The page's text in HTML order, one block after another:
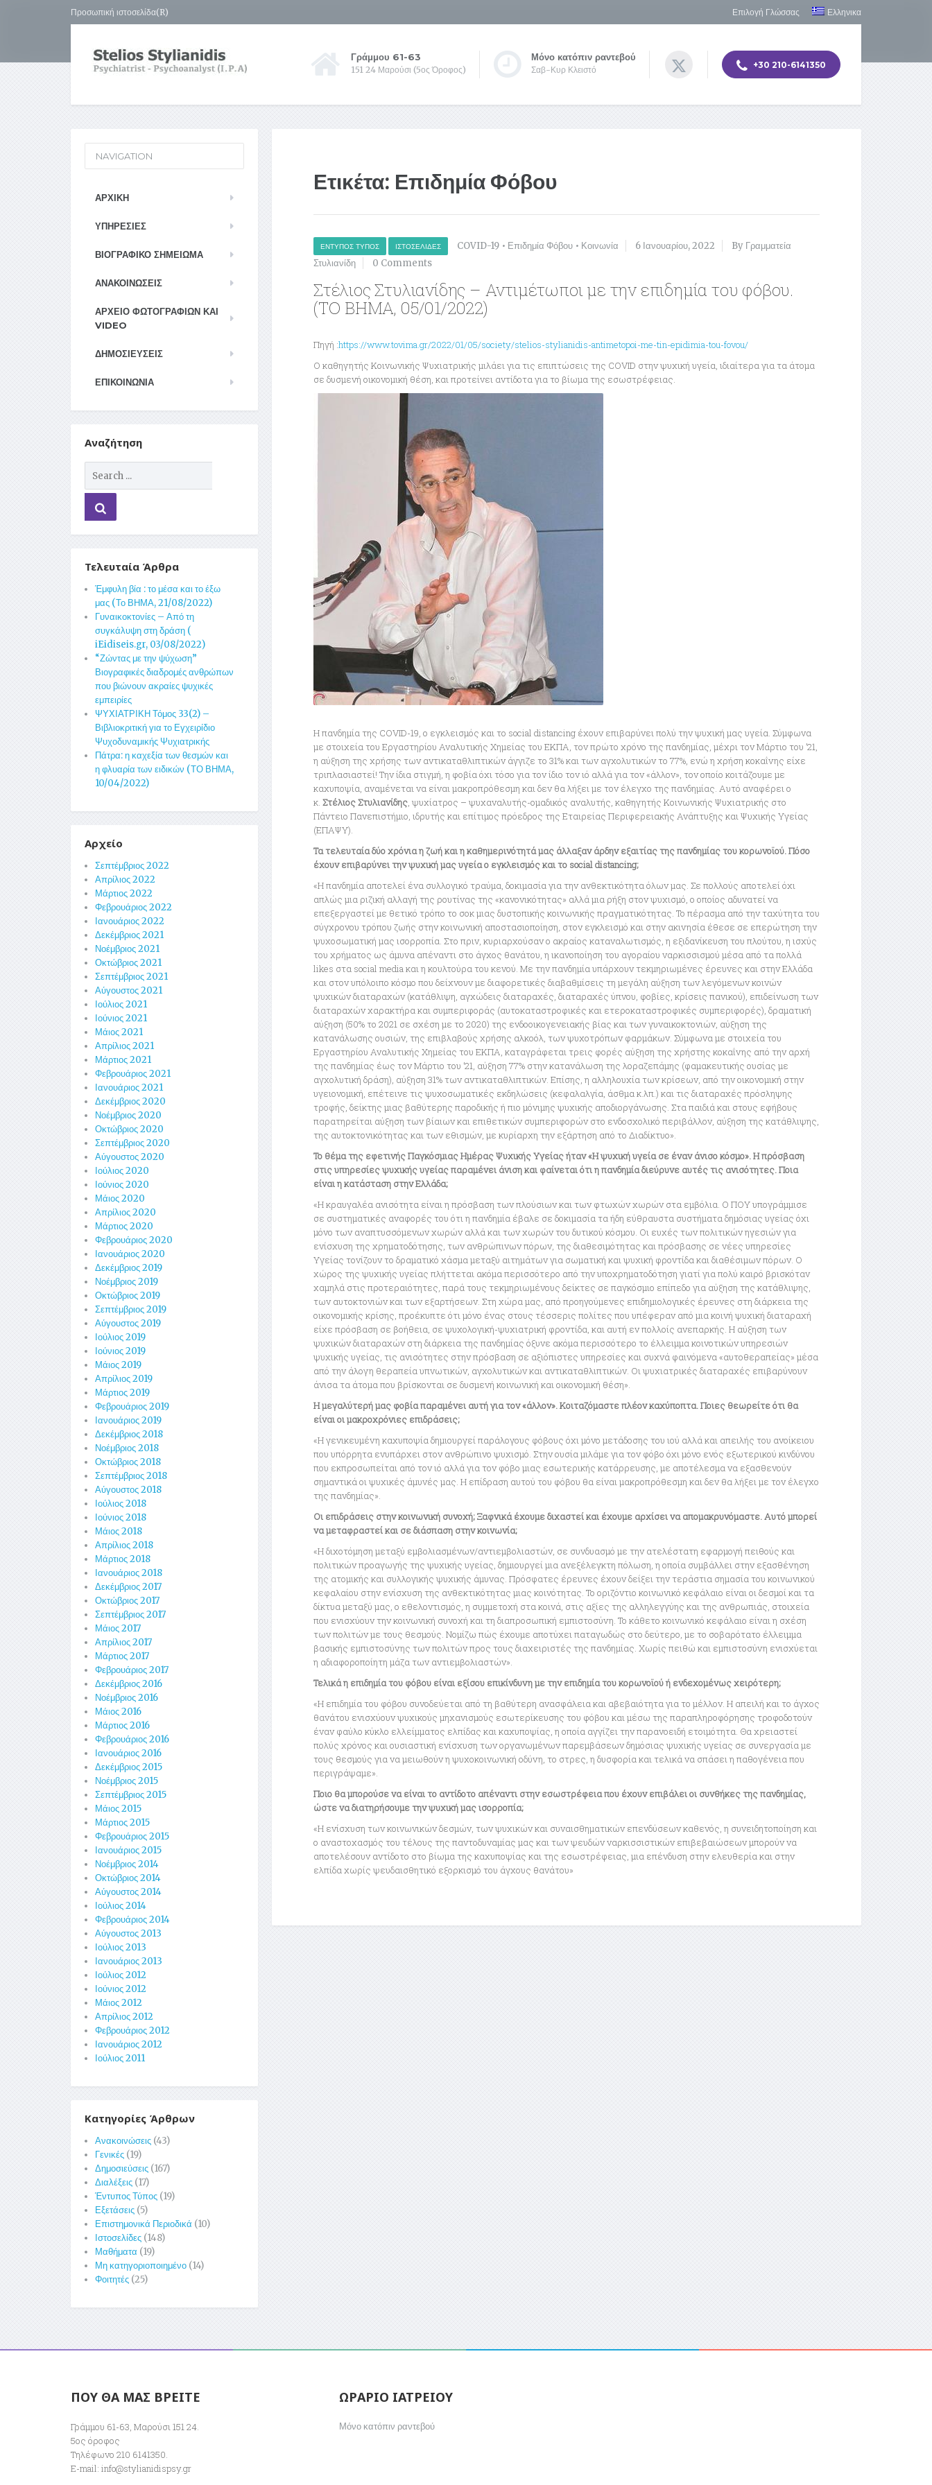
Προσωπική ιστοσελίδα(R) Επιλογή Γλώσσας Ελληνικα
Γράμμου 61-63
151 24 Μαρούσι (5ος Όροφος)
Μόνο κατόπιν ραντεβού
Σαβ-Κυρ Κλειστό +30 210-6141350
Ετικέτα: Επιδημία Φόβου
ΈΝΤΥΠΟΣ ΤΎΠΟΣ ΙΣΤΟΣΕΛΊΔΕΣ COVID-19 • Επιδημία Φόβου • Κοινωνία 6 Ιανουαρίου, 2022
By Γραμματεία
Στυλιανίδη
0 Comments
Στέλιος Στυλιανίδης – Αντιμέτωποι με την επιδημία του φόβου.
(ΤΟ ΒΗΜΑ, 05/01/2022)
Πηγή :https://www.tovima.gr/2022/01/05/society/stelios-stylianidis-antimetopoi-me-tin-epidimia-tou-fovou/
Ο καθηγητής Κοινωνικής Ψυχιατρικής μιλάει για τις επιπτώσεις της COVID στην ψυχική υγεία, ιδιαίτερα για τα άτομα
σε δυσμενή οικονομική θέση, και προτείνει αντίδοτα για το βίωμα της εσωστρέφειας.
Η πανδημία της COVID-19, ο εγκλεισμός και το social distancing έχουν επιβαρύνει πολύ την ψυχική μας υγεία. Σύμφωνα
με στοιχεία του Εργαστηρίου Αναλυτικής Χημείας του ΕΚΠΑ, τον πρώτο χρόνο της πανδημίας, μέχρι τον Μάρτιο του ’21,
η αύξηση της χρήσης των αντικαταθλιπτικών άγγιζε το 31% και των αγχολυτικών το 77%, ενώ η χρήση κοκαΐνης είχε
τριπλασιαστεί! Την ίδια στιγμή, η φοβία όχι τόσο για τον ίδιο τον ιό αλλά για τον «άλλον», τον οποίο κοιτάζουμε με
καχυποψία, αναμένεται να είναι μακροπρόθεσμη και δεν θα λήξει με τον έλεγχο της πανδημίας. Αυτό αναφέρει ο
κ. Στέλιος Στυλιανίδης, ψυχίατρος – ψυχαναλυτής-ομαδικός αναλυτής, καθηγητής Κοινωνικής Ψυχιατρικής στο
Πάντειο Πανεπιστήμιο, ιδρυτής και επίτιμος πρόεδρος της Εταιρείας Περιφερειακής Ανάπτυξης και Ψυχικής Υγείας
(ΕΠΑΨΥ).
Τα τελευταία δύο χρόνια η ζωή και η καθημερινότητά μας άλλαξαν άρδην εξαιτίας της πανδημίας του κορωνοϊού. Πόσο
έχουν επιβαρύνει την ψυχική μας υγεία ο εγκλεισμός και το social distancing;
«Η πανδημία αποτελεί ένα συλλογικό τραύμα, δοκιμασία για την ανθεκτικότητα όλων μας. Σε πολλούς αποτελεί όχι
απλώς μια ριζική αλλαγή της ρουτίνας της «κανονικότητας» αλλά μια ρήξη στον ψυχισμό, ο οποίος αδυνατεί να
επεξεργαστεί με θετικό τρόπο το σοκ μιας δυστοπικής κοινωνικής πραγματικότητας. Το πέρασμα από την ταχύτητα του
σύγχρονου τρόπου ζωής στην κοινωνική αποστασιοποίηση, στον εγκλεισμό και στην ακινησία έθεσε σε επερώτηση την
ψυχοσωματική μας ισορροπία. Στο πριν, κυριαρχούσαν ο ακραίος καταναλωτισμός, η εξιδανίκευση του πλούτου, η ισχύς
του χρήματος ως άμυνα απέναντι στο άγχος θανάτου, η ικανοποίηση του αγοραίου ναρκισσισμού μέσα από τα πολλά
likes στα social media και η κουλτούρα του κενού. Με την πανδημία υπάρχουν τεκμηριωμένες έρευνες και στην Ελλάδα
και στον υπόλοιπο κόσμο που δείχνουν με διαφορετικές διαβαθμίσεις τη μεγάλη αύξηση των λεγόμενων κοινών
ψυχικών διαταραχών (κατάθλιψη, αγχώδεις διαταραχές, διαταραχές ύπνου, φοβίες, κρίσεις πανικού), επιδείνωση των
διαταραχών χαρακτήρα και συμπεριφοράς (αυτοκαταστροφικές και ετεροκαταστροφικές συμπεριφορές), δραματική
αύξηση (50% το 2021 σε σχέση με το 2020) της ενδοοικογενειακής βίας και των γυναικοκτονιών, αύξηση της
κατανάλωσης ουσιών, της επιβλαβούς χρήσης αλκοόλ, των ψυχοτρόπων φαρμάκων. Σύμφωνα με στοιχεία του
Εργαστηρίου Αναλυτικής Χημείας του ΕΚΠΑ, καταγράφεται τρεις φορές αύξηση της χρήστης κοκαΐνης από την αρχή
της πανδημίας έως τον Μάρτιο του ’21, αύξηση 77% στην κατανάλωση της λοραζεπάμης (φαμακευτικής ουσίας με
αγχολυτική δράση), αύξηση 31% των αντικαταθλιπτικών. Επίσης, η αλληλουχία των κρίσεων, από την οικονομική στην
υγειονομική, επέτεινε τις ψυχοσωματικές εκδηλώσεις (κεφαλαλγία, άσθμα κ.λπ.) και τις διαταραχές πρόσληψης
τροφής, δείκτης μιας βαθύτερης παροδικής ή πιο μόνιμης ψυχικής αποδιοργάνωσης. Στα παιδιά και στους εφήβους
παρατηρείται αύξηση των βίαιων και επιθετικών συμπεριφορών στο ενδοσχολικό περιβάλλον, αύξηση της κατάθλιψης,
της αυτοκτονικότητας και των εθισμών, με κυρίαρχη την εξάρτηση από το Διαδίκτυο».
Το θέμα της εφετινής Παγκόσμιας Ημέρας Ψυχικής Υγείας ήταν «Η ψυχική υγεία σε έναν άνισο κόσμο». Η πρόσβαση
στις υπηρεσίες ψυχικής υγείας παραμένει άνιση και φαίνεται ότι η πανδημία διεύρυνε αυτές τις ανισότητες. Ποια
είναι η κατάσταση στην Ελλάδα;
«Η κραυγαλέα ανισότητα είναι η πρόσβαση των πλούσιων και των φτωχών χωρών στα εμβόλια. Ο ΠΟΥ υπογράμμισε
σε συστηματικές αναφορές του ότι η πανδημία έβαλε σε δοκιμασία τα ήδη εύθραυστα συστήματα δημόσιας υγείας όχι
μόνο των αναπτυσσόμενων χωρών αλλά και των χωρών του δυτικού κόσμου. Οι ευχές των πολιτικών ηγεσιών για
ενίσχυση της χρηματοδότησης, των ανθρώπινων πόρων, της διαθεσιμότητας και πρόσβασης σε νέες υπηρεσίες
Υγείας τονίζουν το δραματικό χάσμα μεταξύ αιτημάτων για σωματική και ψυχική φροντίδα και διαθέσιμων πόρων. Ο
χώρος της ψυχικής υγείας πλήττεται ακόμα περισσότερο από την υποχρηματοδότηση γιατί για πολύ καιρό βρισκόταν
χαμηλά στις προτεραιότητες, παρά τους τεκμηριωμένους δείκτες σε παγκόσμιο επίπεδο για αύξηση της κατάθλιψης,
των αυτοκτονιών και των εξαρτήσεων. Στη χώρα μας, από προηγούμενες επιδημιολογικές έρευνες στη διάρκεια της
οικονομικής κρίσης, προέκυπτε ότι μόνο ένας στους τέσσερις πολίτες που υπέφεραν από μια κοινή ψυχική διαταραχή
είχε πρόσβαση σε βοήθεια, σε ψυχολογική-ψυχιατρική φροντίδα, και αυτή εν πολλοίς ανεπαρκής. Η αύξηση των
ψυχικών διαταραχών στη διάρκεια της πανδημίας όξυνε ακόμα περισσότερο το έλλειμμα κοινοτικών υπηρεσιών
ψυχικής υγείας, τις ανισότητες στην πρόσβαση σε αξιόπιστες υπηρεσίες και συχνά φαινόμενα «αυτοθεραπείας» μέσα
από την άλογη θεραπεία υπνωτικών, αγχολυτικών και αντικαταθλιπτικών. Οι ψυχιατρικές διαταραχές επιβαρύνουν
άνισα τα άτομα που βρίσκονται σε δυσμενή κοινωνική και οικονομική θέση».
Η μεγαλύτερή μας φοβία παραμένει αυτή για τον «άλλον». Κοιταζόμαστε πλέον καχύποπτα. Ποιες θεωρείτε ότι θα
είναι οι μακροχρόνιες επιδράσεις;
«Η γενικευμένη καχυποψία δημιουργεί παράλογους φόβους όχι μόνο μετάδοσης του ιού αλλά και απειλής του ανοίκειου
που υπόρρητα ενυπάρχει στον ανθρώπινο ψυχισμό. Στην ουσία μιλάμε για τον φόβο όχι μόνο ενός εξωτερικού κινδύνου
που εκπροσωπείται από τον ιό αλλά για τον φόβο μιας εσωτερικής κατάρρευσης, με αποτέλεσμα να εξασθενούν
σημαντικά οι ψυχικές άμυνές μας. Η επίδραση αυτού του φόβου θα είναι μακροπρόθεσμη και δεν θα λήξει με τον έλεγχο
της πανδημίας».
Οι επιδράσεις στην κοινωνική συνοχή; Ξαφνικά έχουμε διχαστεί και έχουμε αρχίσει να απομακρυνόμαστε. Αυτό μπορεί
να μεταφραστεί και σε διάσπαση στην κοινωνία;
«Η διχοτόμηση μεταξύ εμβολιασμένων/αντιεμβολιαστών, σε συνδυασμό με την ατελέστατη εφαρμογή πειθούς και
πολιτικών προαγωγής της ψυχικής υγείας, δημιουργεί μια ανεξέλεγκτη πόλωση, η οποία συμβάλλει στην εξασθένηση
της ατομικής και συλλογικής ψυχικής άμυνας. Πρόσφατες έρευνες έχουν δείξει την τεράστια σημασία του κοινωνικού
κεφαλαίου στην ενίσχυση της ανθεκτικότητας μιας κοινότητας. Το οριζόντιο κοινωνικό κεφάλαιο είναι οι δεσμοί και τα
δίκτυα μεταξύ μας, ο εθελοντισμός, η συμμετοχή στα κοινά, στις αξίες της αλληλεγγύης και της ανθρωπιάς, στοιχεία
που ενισχύουν την κοινωνική συνοχή και τη διαπροσωπική εμπιστοσύνη. Το κάθετο κοινωνικό κεφάλαιο είναι η σχέση
των πολιτών με τους θεσμούς. Νομίζω πώς έχουμε αποτύχει παταγωδώς στο δεύτερο, με το σοβαρότατο έλλειμμα
βασικής εμπιστοσύνης των πολιτών προς τους διαχειριστές της πανδημίας. Χωρίς πειθώ και εμπιστοσύνη ενισχύεται
η αδιαφοροποίητη μάζα των αντιεμβολιαστών».
Τελικά η επιδημία του φόβου είναι εξίσου επικίνδυνη με την επιδημία του κορωνοϊού ή ενδεχομένως χειρότερη;
«Η επιδημία του φόβου συνοδεύεται από τη βαθύτερη ανασφάλεια και αβεβαιότητα για το μέλλον. Η απειλή και το άγχος
θανάτου ενισχύουν ψυχικούς μηχανισμούς εσωτερίκευσης του φόβου και μέσω της παραπληροφόρησης τροφοδοτούν
έναν φαύλο κύκλο ελλείμματος ελπίδας και καχυποψίας, η οποία αγγίζει την παρανοειδή ετοιμότητα. Θα χρειαστεί
πολύς χρόνος και ουσιαστική ενίσχυση των οργανωμένων παρεμβάσεων δημόσιας ψυχικής υγείας σε συνεργασία με
τους θεσμούς για να μειωθούν η ψυχοκοινωνική οδύνη, το στρες, η δυσφορία και τελικά να σπάσει η παθογένεια που
περιγράψαμε».
Ποιο θα μπορούσε να είναι το αντίδοτο απέναντι στην εσωστρέφεια που έχουν επιβάλει οι συνθήκες της πανδημίας,
ώστε να διατηρήσουμε την ψυχική μας ισορροπία;
«Η ενίσχυση των κοινωνικών δεσμών, των ψυχικών και συναισθηματικών επενδύσεων καθενός, η συνειδητοποίηση και
ο αναστοχασμός του τέλους της παντοδυναμίας μας και των ψευδών ναρκισσιστικών επιβεβαιώσεων μπορούν να
αποτελέσουν αντίδοτο στο βίωμα της καχυποψίας και της εσωστρέφειας, μια επένδυση στην ελευθερία και στην
ελπίδα χωρίς ψευδαισθητικό εξορκισμό του άγχους θανάτου»
NAVIGATION
ΑΡΧΙΚΉ
ΥΠΗΡΕΣΊΕΣ
ΒΙΟΓΡΑΦΙΚΌ ΣΗΜΕΊΩΜΑ
ΑΝΑΚΟΙΝΏΣΕΙΣ
ΑΡΧΕΊΟ ΦΩΤΟΓΡΑΦΙΏΝ ΚΑΙ
VIDEO
ΔΗΜΟΣΙΕΥΣΕΙΣ
ΕΠΙΚΟΙΝΩΝΊΑ
Αναζήτηση
Τελευταία Άρθρα
Έμφυλη βία : το μέσα και το έξω
μας (Το ΒΗΜΑ, 21/08/2022)
Γυναικοκτονίες – Από τη
συγκάλυψη στη δράση (
iEidiseis.gr, 03/08/2022)
“Ζώντας με την ψύχωση”
Βιογραφικές διαδρομές ανθρώπων
που βιώνουν ακραίες ψυχικές
εμπειρίες
ΨΥΧΙΑΤΡΙΚΗ Τόμος 33(2) –
Βιβλιοκριτική για το Εγχειρίδιο
Ψυχοδυναμικής Ψυχιατρικής
Πάτρα: η καχεξία των θεσμών και
η φλυαρία των ειδικών (ΤΟ ΒΗΜΑ,
10/04/2022)
Αρχείο
Σεπτέμβριος 2022
Απρίλιος 2022
Μάρτιος 2022
Φεβρουάριος 2022
Ιανουάριος 2022
Δεκέμβριος 2021
Νοέμβριος 2021
Οκτώβριος 2021
Σεπτέμβριος 2021
Αύγουστος 2021
Ιούλιος 2021
Ιούνιος 2021
Μάιος 2021
Απρίλιος 2021
Μάρτιος 2021
Φεβρουάριος 2021
Ιανουάριος 2021
Δεκέμβριος 2020
Νοέμβριος 2020
Οκτώβριος 2020
Σεπτέμβριος 2020
Αύγουστος 2020
Ιούλιος 2020
Ιούνιος 2020
Μάιος 2020
Απρίλιος 2020
Μάρτιος 2020
Φεβρουάριος 2020
Ιανουάριος 2020
Δεκέμβριος 2019
Νοέμβριος 2019
Οκτώβριος 2019
Σεπτέμβριος 2019
Αύγουστος 2019
Ιούλιος 2019
Ιούνιος 2019
Μάιος 2019
Απρίλιος 2019
Μάρτιος 2019
Φεβρουάριος 2019
Ιανουάριος 2019
Δεκέμβριος 2018
Νοέμβριος 2018
Οκτώβριος 2018
Σεπτέμβριος 2018
Αύγουστος 2018
Ιούλιος 2018
Ιούνιος 2018
Μάιος 2018
Απρίλιος 2018
Μάρτιος 2018
Ιανουάριος 2018
Δεκέμβριος 2017
Οκτώβριος 2017
Σεπτέμβριος 2017
Μάιος 2017
Απρίλιος 2017
Μάρτιος 2017
Φεβρουάριος 2017
Δεκέμβριος 2016
Νοέμβριος 2016
Μάιος 2016
Μάρτιος 2016
Φεβρουάριος 2016
Ιανουάριος 2016
Δεκέμβριος 2015
Νοέμβριος 2015
Σεπτέμβριος 2015
Μάιος 2015
Μάρτιος 2015
Φεβρουάριος 2015
Ιανουάριος 2015
Νοέμβριος 2014
Οκτώβριος 2014
Αύγουστος 2014
Ιούλιος 2014
Φεβρουάριος 2014
Αύγουστος 2013
Ιούλιος 2013
Ιανουάριος 2013
Ιούλιος 2012
Ιούνιος 2012
Μάιος 2012
Απρίλιος 2012
Φεβρουάριος 2012
Ιανουάριος 2012
Ιούλιος 2011
Κατηγορίες Άρθρων
Ανακοινώσεις (43)
Γενικές (19)
Δημοσιεύσεις (167)
Διαλέξεις (17)
Έντυπος Τύπος (19)
Εξετάσεις (5)
Επιστημονικά Περιοδικά (10)
Ιστοσελίδες (148)
Μαθήματα (19)
Μη κατηγοριοποιημένο (14)
Φοιτητές (25)
ΠΟΥ ΘΑ ΜΑΣ ΒΡΕΙΤΕ
Γράμμου 61-63, Μαρούσι 151 24.
5ος όροφος
Τηλέφωνο 210 6141350.
E-mail: info@stylianidispsy.gr
ΩΡΑΡΙΟ ΙΑΤΡΕΙΟΥ
Μόνο κατόπιν ραντεβού